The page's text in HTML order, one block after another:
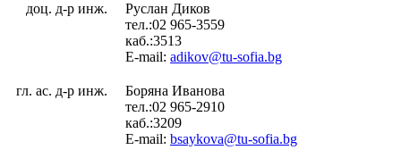
доц. д-р инж.
Руслан Диков
тел.:02 965-3559
каб.:3513
E-mail: adikov@tu-sofia.bg
гл. ас. д-р инж.
Боряна Иванова
тел.:02 965-2910
каб.:3209
E-mail: bsaykova@tu-sofia.bg